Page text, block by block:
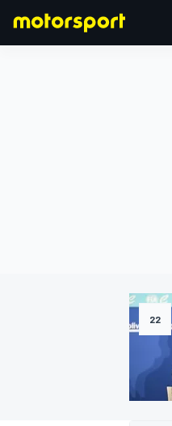
MOTOGP
22